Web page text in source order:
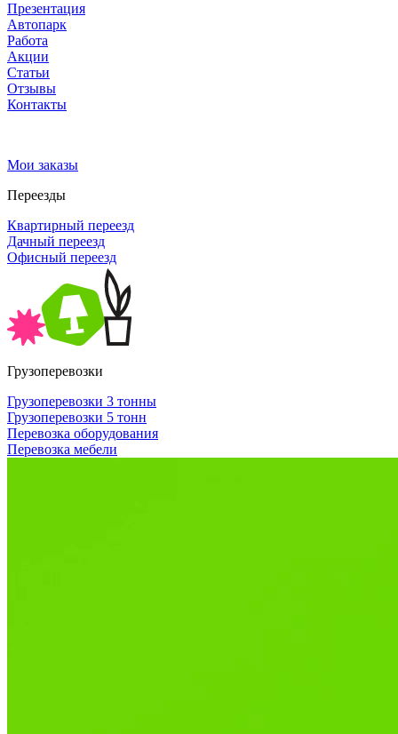
Презентация
Автопарк
Работа
Акции
Статьи
Отзывы
Контакты
Мои заказы
Переезды
Квартирный переезд
Дачный переезд
Офисный переезд
Грузоперевозки
Грузоперевозки 3 тонны
Грузоперевозки 5 тонн
Перевозка оборудования
Перевозка мебели